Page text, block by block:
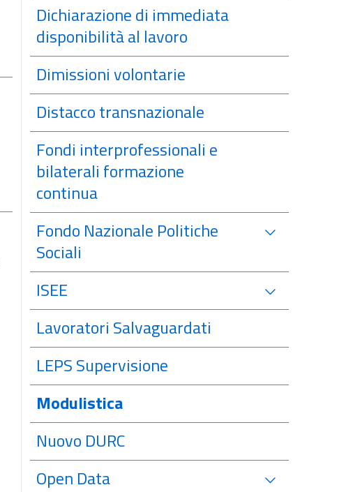
Dichiarazione di immediata
disponibilità al lavoro
Dimissioni volontarie
Distacco transnazionale
Fondi interprofessionali e
bilaterali formazione
continua
Fondo Nazionale Politiche
Sociali
ISEE
Lavoratori Salvaguardati
LEPS Supervisione
Modulistica
Nuovo DURC
Open Data